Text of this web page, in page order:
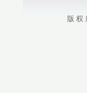
版 权